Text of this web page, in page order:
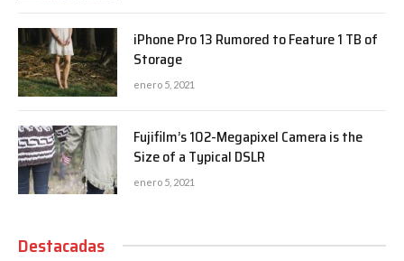
iPhone Pro 13 Rumored to Feature 1 TB of
Storage
enero 5, 2021
Fujifilm’s 102-Megapixel Camera is the
Size of a Typical DSLR
enero 5, 2021
Destacadas